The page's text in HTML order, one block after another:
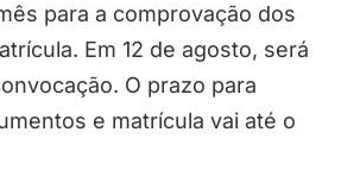
para a comprovação dos
Em 12 de agosto, será
O prazo para
e matrícula vai até o